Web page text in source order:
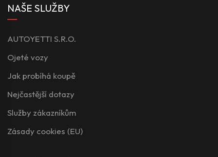
NAŠE SLUŽBY
AUTOYETTI S.R.O.
Ojeté vozy
Jak probíhá koupě
Nejčastější dotazy
Služby zákazníkům
Zásady cookies (EU)